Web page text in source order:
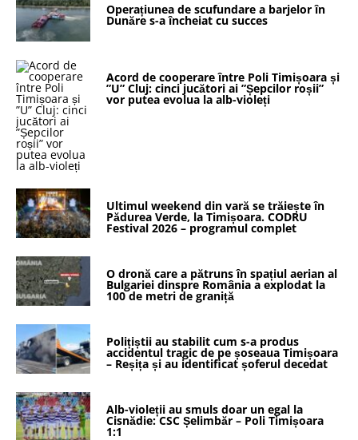
Operațiunea de scufundare a barjelor în
Dunăre s-a încheiat cu succes
Acord de cooperare între Poli Timișoara și
”U” Cluj: cinci jucători ai ”Șepcilor roșii”
vor putea evolua la alb-violeți
Ultimul weekend din vară se trăiește în
Pădurea Verde, la Timișoara. CODRU
Festival 2026 – programul complet
O dronă care a pătruns în spațiul aerian al
Bulgariei dinspre România a explodat la
100 de metri de graniță
Polițiștii au stabilit cum s-a produs
accidentul tragic de pe șoseaua Timișoara
– Reșița și au identificat șoferul decedat
Alb-violeții au smuls doar un egal la
Cisnădie: CSC Șelimbăr – Poli Timișoara
1:1